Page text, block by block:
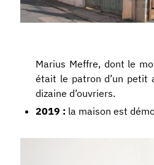
Marius Meffre, dont le
était le patron d’un petit
dizaine d’ouvriers.
2019 : la maison est